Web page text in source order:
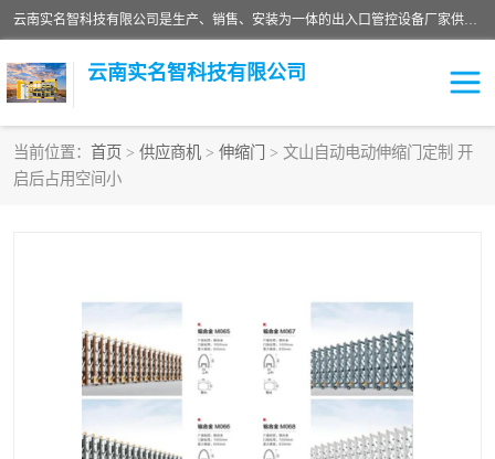
云南实名智科技有限公司是生产、销售、安装为一体的出入口管控设备厂家供应商。主营:电动伸缩门、道闸、广告道闸、重型空降闸、车牌识别、门禁通道、升降柱、岗亭、旗杆等智能设备。主营产品: 电动伸缩门,道闸门禁,车牌识别 生产、销售、安装为一体的出入口管控设备厂家源头供应商。
云南实名智科技有限公司
当前位置： 首页 > 供应商机 > 伸缩门
> 文山自动电动伸缩门定制 开
启后占用空间小
车牌识别门系列
升降门系列 通道闸系列
小门系列 伸缩门